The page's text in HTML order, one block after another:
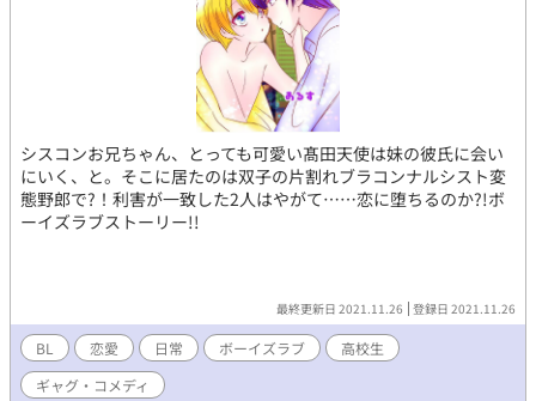
シスコンお兄ちゃん、とっても可愛い髙田天使は妹の彼氏に会い
にいく、と。そこに居たのは双子の片割れブラコンナルシスト変
態野郎で?！利害が一致した2人はやがて……恋に堕ちるのか?!ボ
ーイズラブストーリー!!
最終更新日 2021.11.26 登録日 2021.11.26
BL 恋愛 日常 ボーイズラブ
高校生
ギャグ・コメディ